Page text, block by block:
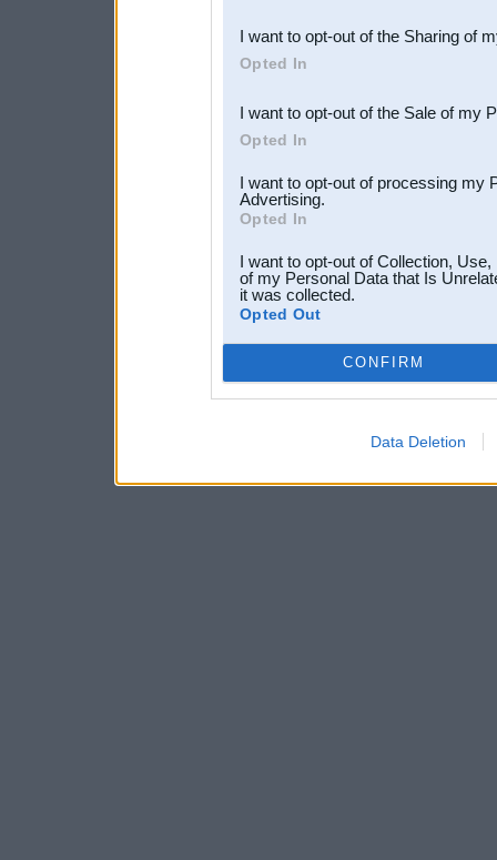
Downstream Participants
third parties.
I want to opt-out of the Sharing of
Opted In
I want to opt-out of the Sale of my
Opted In
I want to opt-out of processing my
Advertising.
Opted In
I want to opt-out of Collection,
of my Personal Data that Is
it was collected.
Opted Out
CONFIRM
Data Deletion